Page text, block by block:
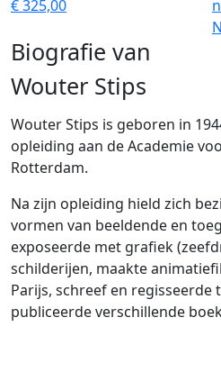
€ 325,00
Biografie van
Wouter Stips
Wouter Stips is geboren in
opleiding aan de Academie
Rotterdam.
Na zijn opleiding hield zich
vormen van beeldende en
exposeerde met grafiek
schilderijen, maakte
Parijs, schreef en
publiceerde verschillende